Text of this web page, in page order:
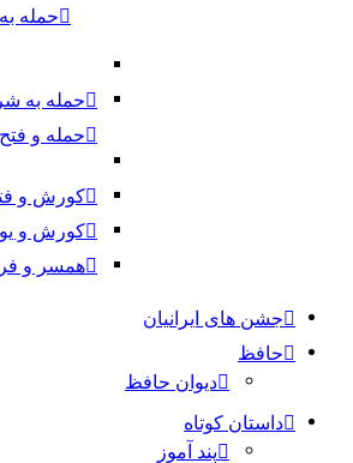
حمله
حمله به
حمله و
کورش و
کورش و
همسر و
جشن های ایرانیان
حافظ
دیوان حافظ
داستان کوتاه
پند آموز